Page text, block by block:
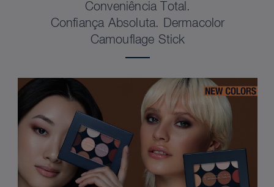
Conveniência Total.
Confiança Absoluta. Dermacolor
Camouflage Stick